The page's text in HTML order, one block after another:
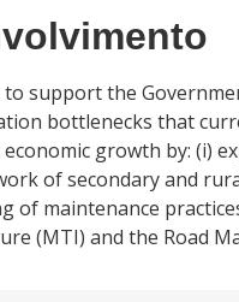
support the
bottlenecks that
growth by: (i)
of secondary and
maintenance
(MTI) and the Road